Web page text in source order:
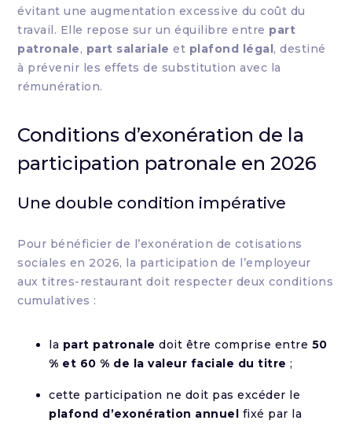
évitant une augmentation excessive du coût du
travail. Elle repose sur un équilibre entre part
patronale, part salariale et plafond légal, destiné
à prévenir les effets de substitution avec la
rémunération.
Conditions d’exonération de la
participation patronale en 2026
Une double condition impérative
Pour bénéficier de l’exonération de cotisations
sociales en 2026, la participation de l’employeur
aux titres-restaurant doit respecter deux conditions
cumulatives :
la part patronale doit être comprise entre 50
% et 60 % de la valeur faciale du titre ;
cette participation ne doit pas excéder le
plafond d’exonération annuel fixé par la